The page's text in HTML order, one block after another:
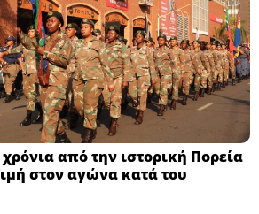
από την ιστορική Πορεία
στον αγώνα κατά του